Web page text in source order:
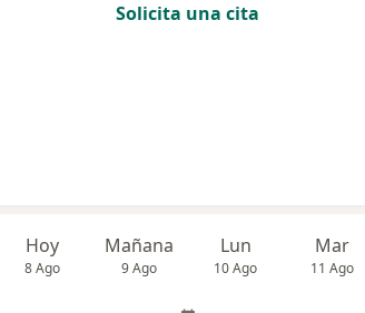
Solicita una cita
Hoy
8 Ago
Mañana
9 Ago
Lun
10 Ago
Mar
11 Ago